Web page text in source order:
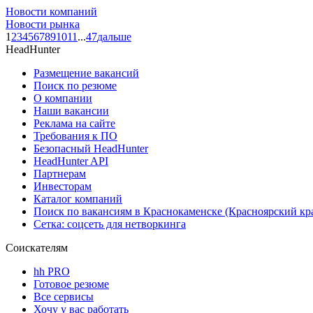
Новости компаний
Новости рынка
1 234567891011 ...47дальше
HeadHunter
Размещение вакансий
Поиск по резюме
О компании
Наши вакансии
Реклама на сайте
Требования к ПО
Безопасный HeadHunter
HeadHunter API
Партнерам
Инвесторам
Каталог компаний
Поиск по вакансиям в Краснокаменске (Красноярский
Сетка: соцсеть для нетворкинга
Соискателям
hh PRO
Готовое резюме
Все сервисы
Хочу у вас работать